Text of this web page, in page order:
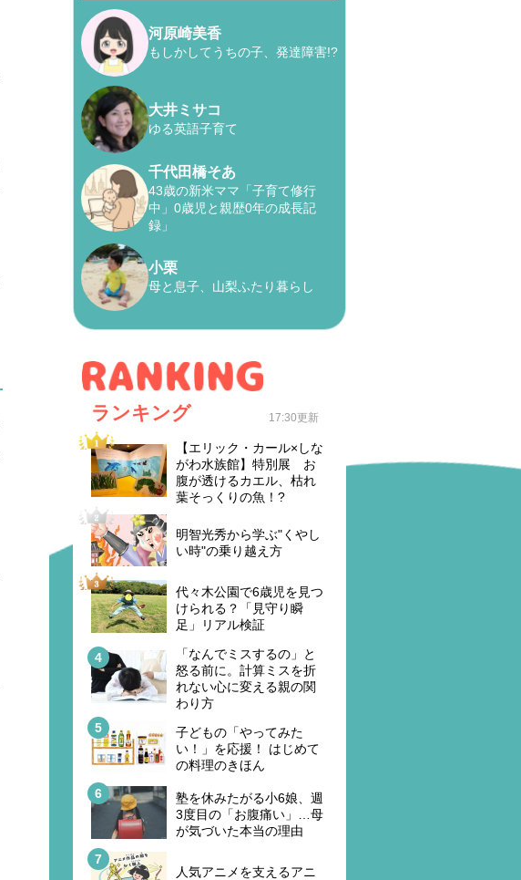
河原崎美香
もしかしてうちの子、発達障害!?
大井ミサコ
ゆる英語子育て
千代田橋そあ
43歳の新米ママ「子育て修行
中」0歳児と親歴0年の成長記
録」
小栗
母と息子、山梨ふたり暮らし
ランキング 17:30更新
【エリック・カール×しな
がわ水族館】特別展 お
腹が透けるカエル、枯れ
葉そっくりの魚！?
明智光秀から学ぶ"くやし
い時"の乗り越え方
代々木公園で6歳児を見つ
けられる？「見守り瞬
足」リアル検証
「なんでミスするの」と
怒る前に。計算ミスを折
れない心に変える親の関
わり方
子どもの「やってみた
い！」を応援！ はじめて
の料理のきほん
塾を休みたがる小6娘、週
3度目の「お腹痛い」…母
が気づいた本当の理由
人気アニメを支えるアニ